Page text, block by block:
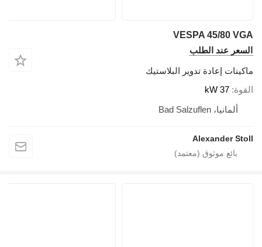
VESPA 45/80 VGA
السعر عند الطلب
ماكينات إعادة تدوير البلاستيك
القوة 37 kW
ألمانيا، Bad Salzuflen
Alexander Stoll